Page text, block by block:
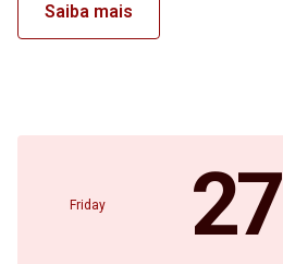
Saiba mais
Friday 27